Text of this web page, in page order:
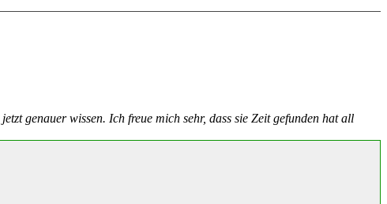
genauer wissen. Ich freue mich sehr, dass sie Zeit gefunden hat all